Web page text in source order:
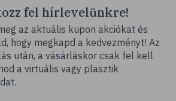
fel hírlevelünkre!
az aktuális kupon akciókat és
hogy megkapd a kedvezményt! Az
után, a vásárláskor csak fel kell
a virtuális vagy plasztik